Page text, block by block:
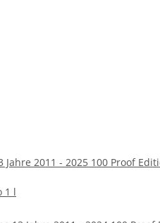
Jahre 2011 - 2025 100 Proof
1 l